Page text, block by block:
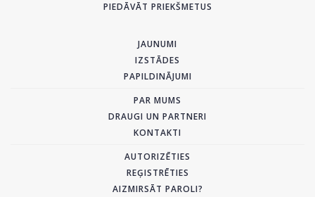
PIEDĀVĀT PRIEKŠMETUS
JAUNUMI
IZSTĀDES
PAPILDINĀJUMI
PAR MUMS
DRAUGI UN PARTNERI
KONTAKTI
AUTORIZĒTIES
REĢISTRĒTIES
AIZMIRSĀT PAROLI?